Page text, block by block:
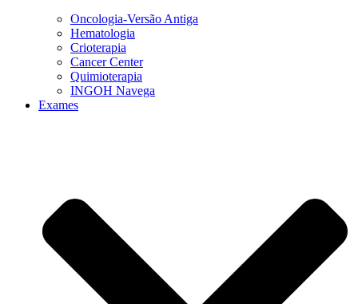
Oncologia-Versão Antiga
Hematologia
Crioterapia
Cancer Center
Quimioterapia
INGOH Navega
Exames